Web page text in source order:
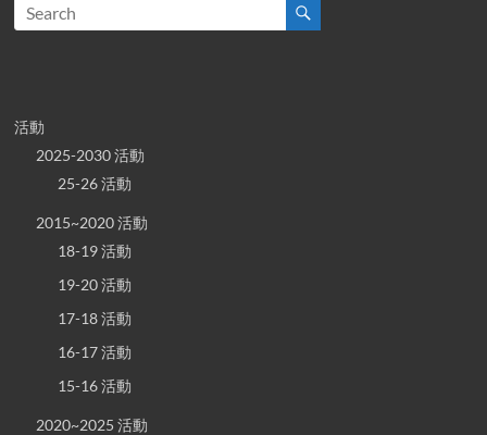
活動
2025-2030 活動
25-26 活動
2015~2020 活動
18-19 活動
19-20 活動
17-18 活動
16-17 活動
15-16 活動
2020~2025 活動